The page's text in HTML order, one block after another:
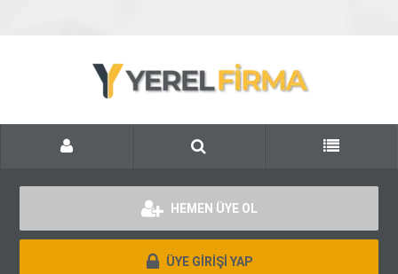
HEMEN ÜYE OL
ÜYE GİRİŞİ YAP